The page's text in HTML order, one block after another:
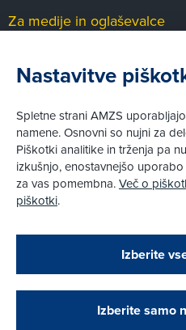
Podarjamo vam
Obstoječi in novi
opravili
vrednostno
Za medije in oglaševalce
Piškotki
Politika zasebnosti
Informacije o obdelavi osebnih
Pravno obvestilo
Izvensodno reševanje
Cenik članstva AMZS
Pri spletni včlanitvi so podprta
Nastavitve
Spletne strani AMZS
namene. Osnovni so nujni za
Piškotki analitike in trženja pa
izkušnjo, enostavnejšo
za vas pomembna.Več o
piškotki.
Izberite
Izberite samo